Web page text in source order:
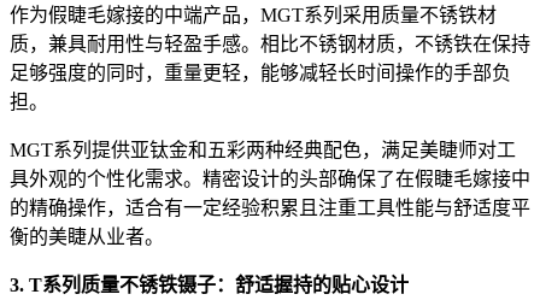
作为假睫毛嫁接的中端产品，MGT系列采用质量不锈铁材
质，兼具耐用性与轻盈手感。相比不锈钢材质，不锈铁在保持
足够强度的同时，重量更轻，能够减轻长时间操作的手部负
担。
MGT系列提供亚钛金和五彩两种经典配色，满足美睫师对工
具外观的个性化需求。精密设计的头部确保了在假睫毛嫁接中
的精确操作，适合有一定经验积累且注重工具性能与舒适度平
衡的美睫从业者。
3. T系列质量不锈铁镊子：舒适握持的贴心设计